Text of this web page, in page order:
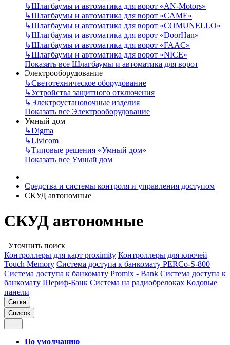
↳Шлагбаумы и автоматика для ворот «AN-Motors»
↳Шлагбаумы и автоматика для ворот «CAME»
↳Шлагбаумы и автоматика для ворот «COMUNELLO»
↳Шлагбаумы и автоматика для ворот «DoorHan»
↳Шлагбаумы и автоматика для ворот «FAAC»
↳Шлагбаумы и автоматика для ворот «NICE»
Показать все Шлагбаумы и автоматика для ворот
Электрооборудование
↳Светотехническое оборудование
↳Устройства защитного отключения
↳Электроустановочные изделия
Показать все Электрооборудование
Умный дом
↳Digma
↳Livicom
↳Типовые решения «Умный дом»
Показать все Умный дом
Средства и системы контроля и управления доступом
СКУД автономные
СКУД автономные
Уточнить поиск
Контроллеры для карт proximity Контроллеры для ключей
Touch Memory Система доступа к банкомату PERCo-S-800
Система доступа к банкомату Promix - Bank Система доступа к
банкомату Шериф-Банк Система на радиобрелоках Кодовые
панели
Сетка
Список
По умолчанию